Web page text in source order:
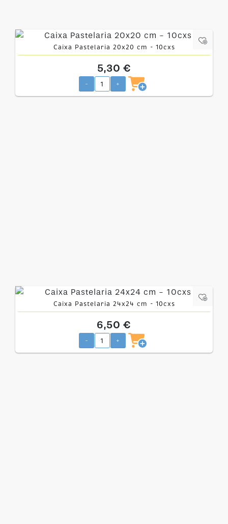
Caixa Pastelaria 20x20 cm - 10cxs
5,30 €
- +
Caixa Pastelaria 24x24 cm - 10cxs
6,50 €
- +